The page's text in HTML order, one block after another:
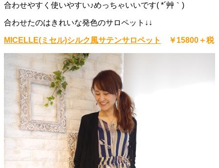
合わせやすく使いやすい♪めっちゃいいです( *´艸｀)
合わせたのはきれいな発色のサロペット↓↓
MICELLE(ミセル)シルク風サテンサロペット ￥15800＋税